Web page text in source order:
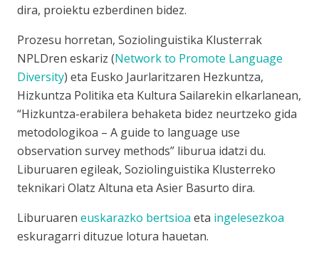
dira, proiektu ezberdinen bidez.
Prozesu horretan, Soziolinguistika Klusterrak
NPLDren eskariz (Network to Promote Language
Diversity) eta Eusko Jaurlaritzaren Hezkuntza,
Hizkuntza Politika eta Kultura Sailarekin elkarlanean,
“Hizkuntza-erabilera behaketa bidez neurtzeko gida
metodologikoa – A guide to language use
observation survey methods” liburua idatzi du.
Liburuaren egileak, Soziolinguistika Klusterreko
teknikari Olatz Altuna eta Asier Basurto dira.
Liburuaren euskarazko bertsioa eta ingelesezkoa
eskuragarri dituzue lotura hauetan.